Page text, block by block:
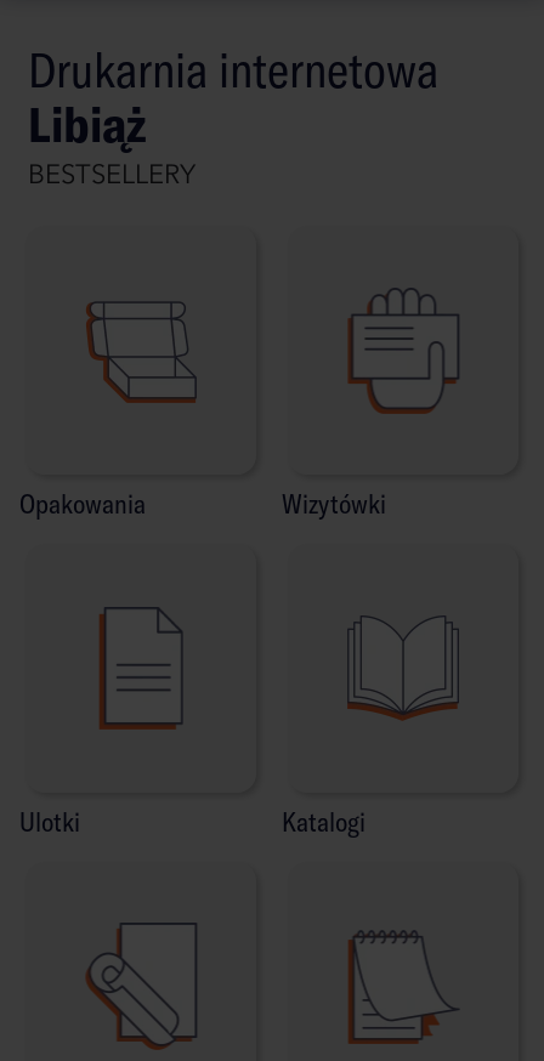
Drukarnia internetowa
Libiąż
BESTSELLERY
Opakowania Wizytówki
Ulotki Katalogi